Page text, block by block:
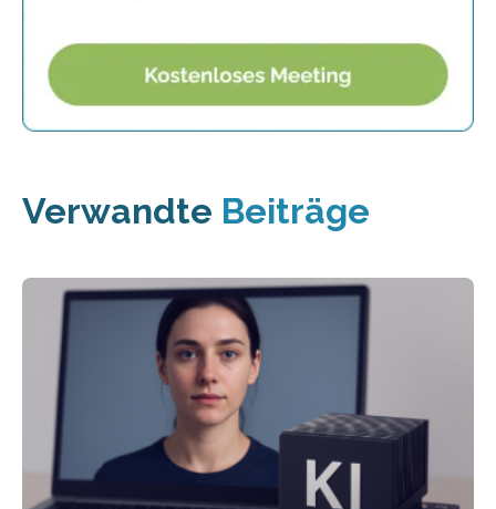
Verwandte Beiträge